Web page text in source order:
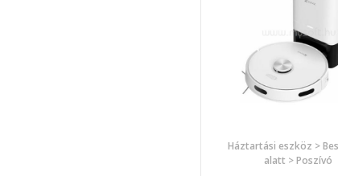
Háztartási eszköz >
alatt > Poszívó